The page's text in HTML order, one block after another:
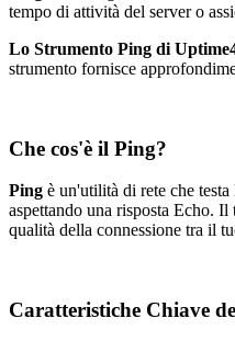
tempo di attività del server o
Lo Strumento Ping di
strumento fornisce
Che cos'è il Ping?
Ping è un'utilità di rete che
aspettando una risposta Echo.
qualità della connessione tra il
Caratteristiche Chiave